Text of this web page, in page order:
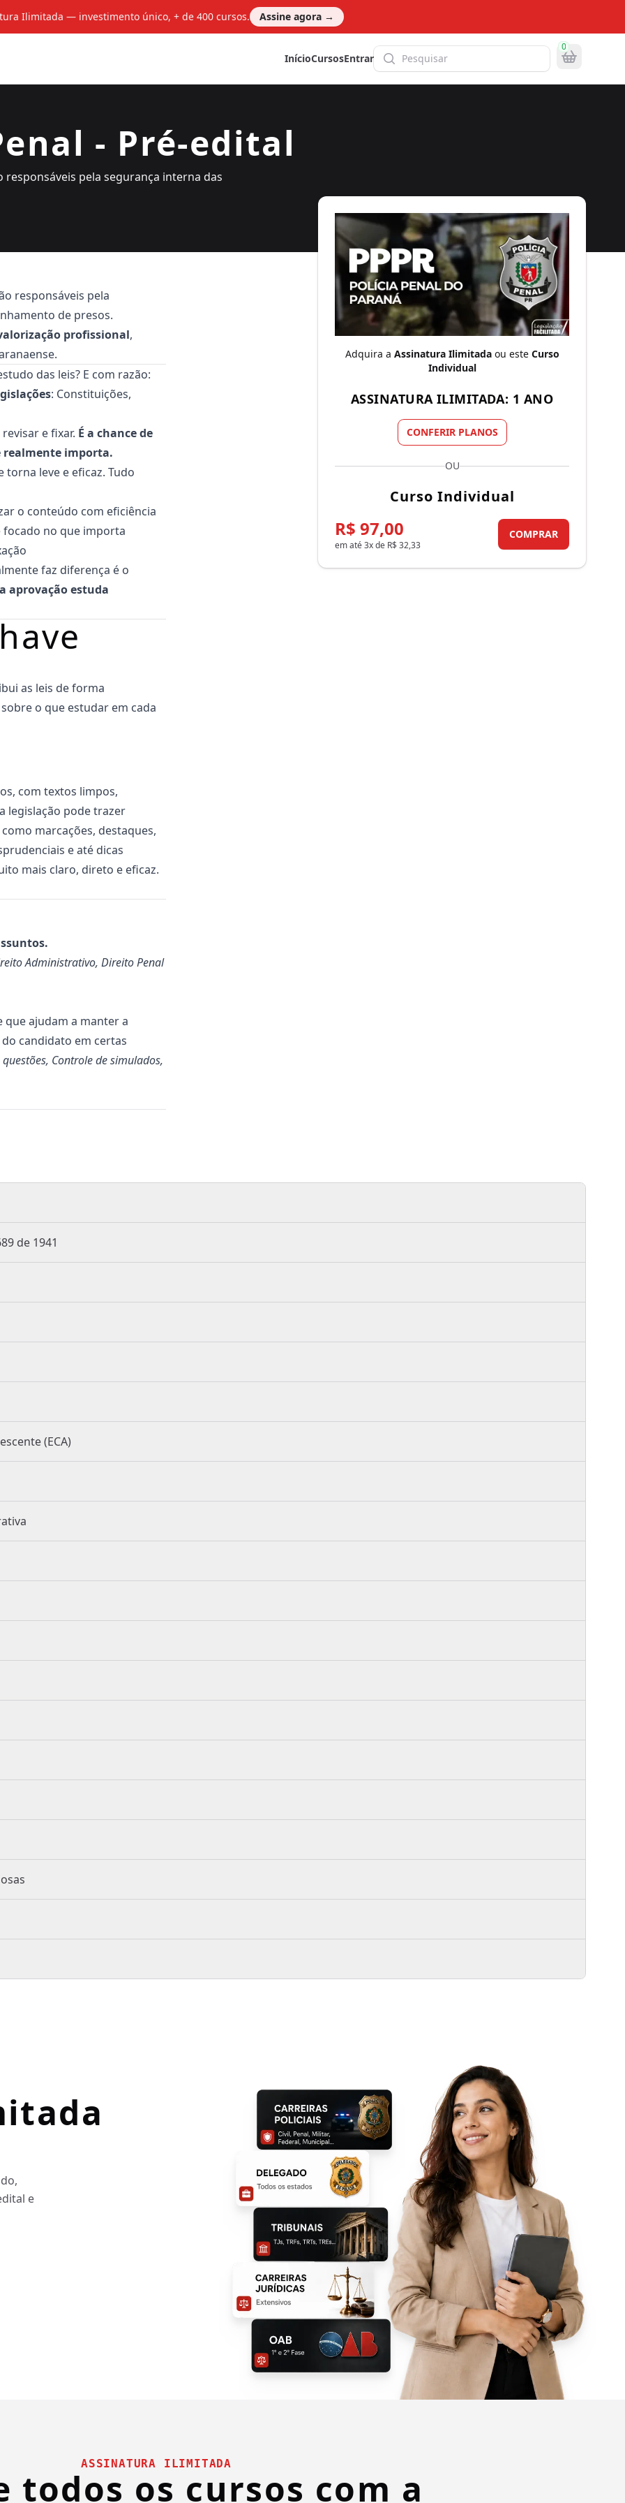
Ilimitada — investimento único, + de 400 cursos. Assine agora →
InícioCursosEntrarPesquisa global 0
- Pré-edital
responsáveis pela segurança interna das
responsáveis pela
de presos.
profissional,
das leis? E com razão:
: Constituições,
e fixar. É a chance de
realmente importa.
torna leve e eficaz. Tudo
o conteúdo com eficiência
no que importa
faz diferença é o
aprovação estuda
as leis de forma
o que estudar em cada
com textos limpos,
legislação pode trazer
marcações, destaques,
e até dicas
mais claro, direto e eficaz.
Administrativo, Direito Penal
ajudam a manter a
candidato em certas
Controle de simulados,
Adquira a Assinatura Ilimitadaou este Curso
Individual
ASSINATURA ILIMITADA: 1 ANO
CONFERIR PLANOS
OU
Curso Individual
R$ 97,00
em até 3x de R$ 32,33
COMPRAR
Lei 3.689 de 1941
(ECA)
e
ASSINATURA ILIMITADA
todos os cursos com a